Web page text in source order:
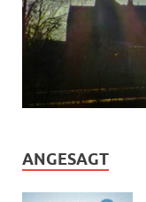
ANGESAGT